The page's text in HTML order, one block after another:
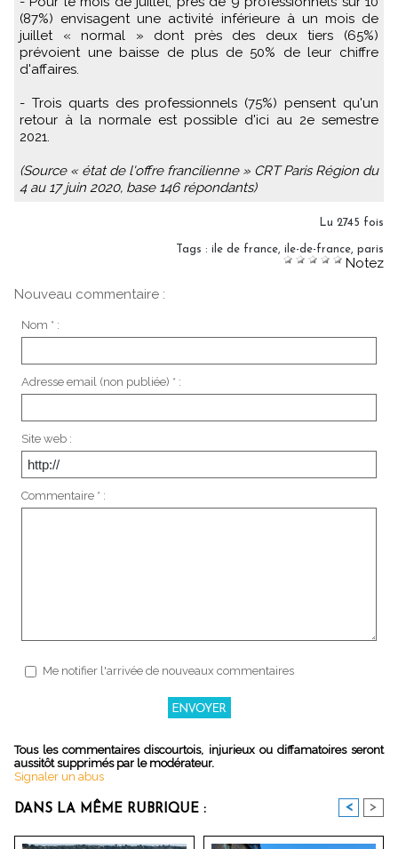
(87%) envisagent une activité inférieure à un mois de
juillet « normal » dont près des deux tiers (65%)
prévoient une baisse de plus de 50% de leur chiffre
d'affaires.
- Trois quarts des professionnels (75%) pensent qu'un
retour à la normale est possible d'ici au 2e semestre
2021.
(Source « état de l'offre francilienne » CRT Paris Région du
4 au 17 juin 2020, base 146 répondants)
Lu 2745 fois
Tags : ile de france ile-de-france paris
Notez
Nouveau commentaire :
Nom * :
Adresse email (non publiée) * :
Site web :
Commentaire * :
Me notifier l'arrivée de nouveaux commentaires
Tous les commentaires discourtois, injurieux ou diffamatoires seront
aussitôt supprimés par le modérateur.
Signaler un abus
DANS LA MÊME RUBRIQUE : < >